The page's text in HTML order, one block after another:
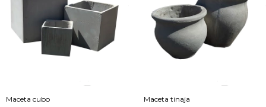
Maceta cubo Maceta tinaja